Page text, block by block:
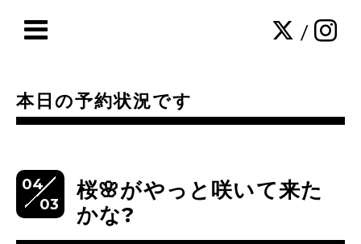
/
本日の予約状況です
04
03
桜🌸がやっと咲いて来た
かな?